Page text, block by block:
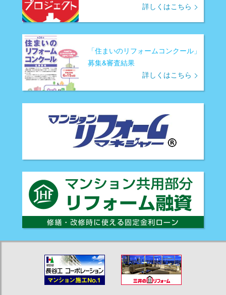
詳しくはこちら
「住まいのリフォームコンクール」
募集&審査結果
詳しくはこちら